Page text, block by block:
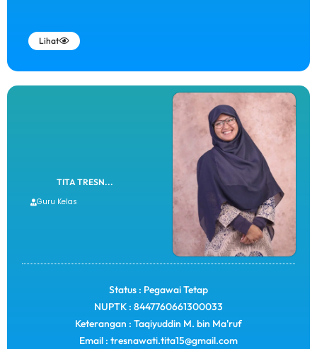
Lihat
TITA TRESN...
Guru Kelas
Status : Pegawai Tetap
NUPTK : 8447760661300033
Keterangan : Taqiyuddin M. bin Ma'ruf
Email : tresnawati.tita15@gmail.com